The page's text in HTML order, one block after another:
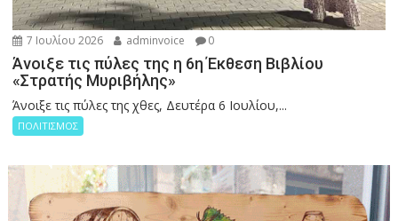
7 Ιουλίου 2026 adminvoice 0
Άνοιξε τις πύλες της η 6η Έκθεση Βιβλίου
«Στρατής Μυριβήλης»
Άνοιξε τις πύλες της χθες, Δευτέρα 6 Ιουλίου,...
ΠΟΛΙΤΙΣΜΟΣ